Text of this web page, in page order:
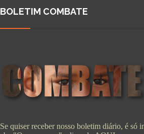
BOLETIM COMBATE
Se quiser receber nosso boletim diário, é só